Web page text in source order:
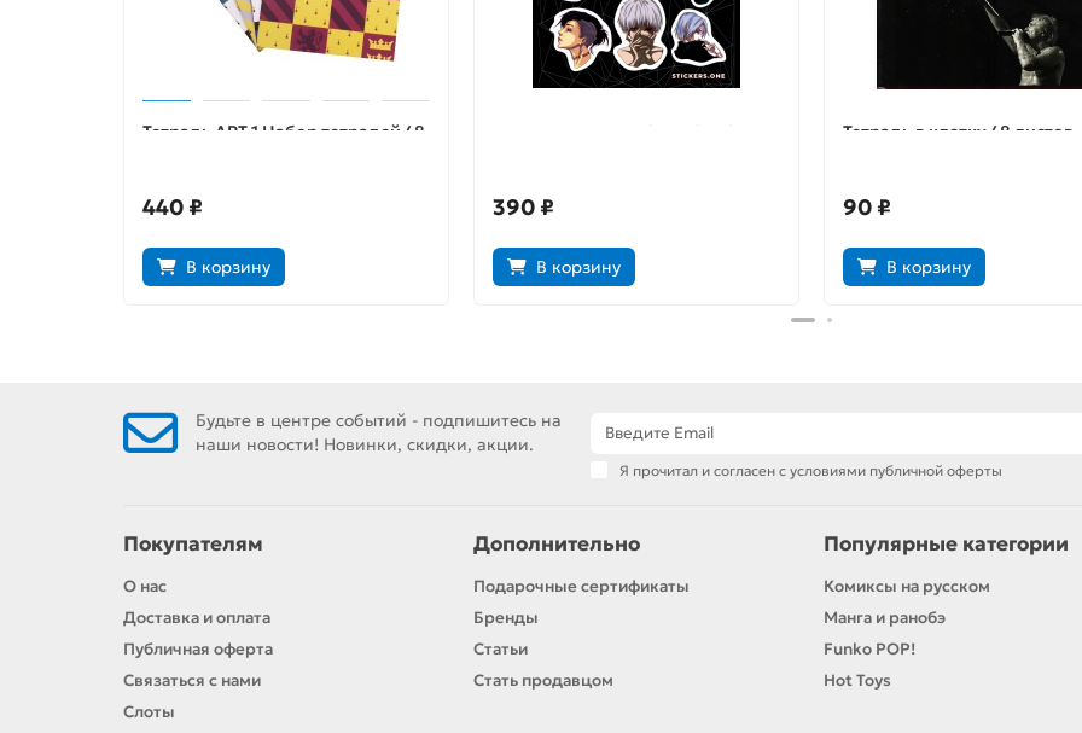
Тетрадь ART 1 Набор тетрадей 48
440 ₽
В корзину
390 ₽
В корзину
Тетрадь в клетку 48 листов
90 ₽
В корзину
Будьте в центре событий - подпишитесь на
наши новости! Новинки, скидки, акции.
Я прочитал и согласен с условиями публичной оферты
Покупателям
О нас
Доставка и оплата
Публичная оферта
Связаться с нами
Слоты
Дополнительно
Подарочные сертификаты
Бренды
Статьи
Стать продавцом
Популярные категории
Комиксы на русском
Манга и ранобэ
Funko POP!
Hot Toys